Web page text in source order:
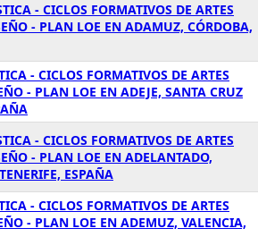
- CICLOS FORMATIVOS DE ARTES
- PLAN LOE EN ADAMUZ, CÓRDOBA,
- CICLOS FORMATIVOS DE ARTES
- PLAN LOE EN ADEJE, SANTA CRUZ
- CICLOS FORMATIVOS DE ARTES
- PLAN LOE EN ADELANTADO,
ESPAÑA
- CICLOS FORMATIVOS DE ARTES
- PLAN LOE EN ADEMUZ, VALENCIA,